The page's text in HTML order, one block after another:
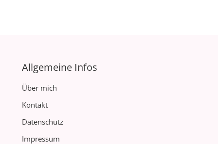
Allgemeine Infos
Über mich
Kontakt
Datenschutz
Impressum